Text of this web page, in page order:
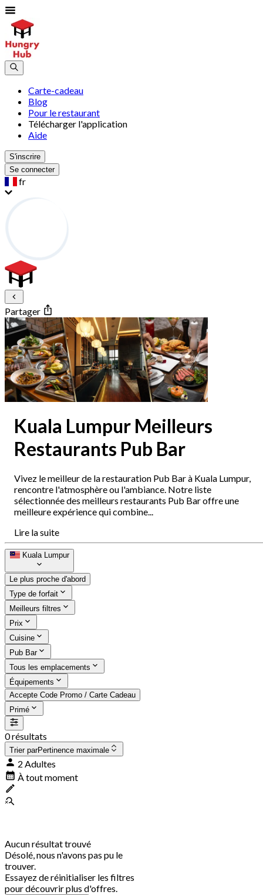
Carte-cadeau
Blog
Pour le restaurant
Télécharger l'application
Aide
S'inscrire
Se connecter
fr
Partager
Kuala Lumpur Meilleurs
Restaurants Pub Bar
Vivez le meilleur de la restauration Pub Bar à Kuala Lumpur,
rencontre l'atmosphère ou l'ambiance. Notre liste
sélectionnée des meilleurs restaurants Pub Bar offre une
meilleure expérience qui combine...
Lire la suite
Kuala Lumpur
Le plus proche d'abord
Type de forfait
Meilleurs filtres
Prix
Cuisine
Pub Bar
Tous les emplacements
Équipements
Accepte Code Promo / Carte Cadeau
Primé
0 résultats
Trier parPertinence maximale
2 Adultes
À tout moment
Aucun résultat trouvé
Désolé, nous n'avons pas pu le
trouver.
Essayez de réinitialiser les filtres
pour découvrir plus d'offres.